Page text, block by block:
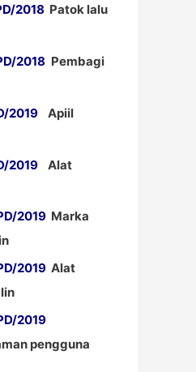
2018 Patok lalu
2018 Pembagi
2019 Apiil
2019 Alat
2019 Marka
2019 Alat
2019
pengguna